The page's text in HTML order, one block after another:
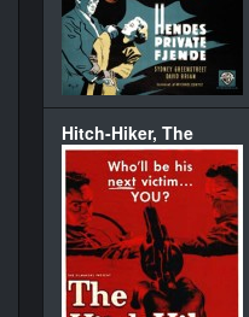
Hitch-Hiker, The